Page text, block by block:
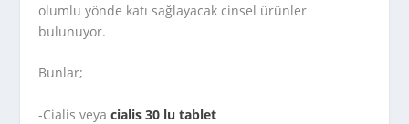
olumlu yönde katı sağlayacak cinsel ürünler
bulunuyor.
Bunlar;
-Cialis veyacialis 30 lu tablet